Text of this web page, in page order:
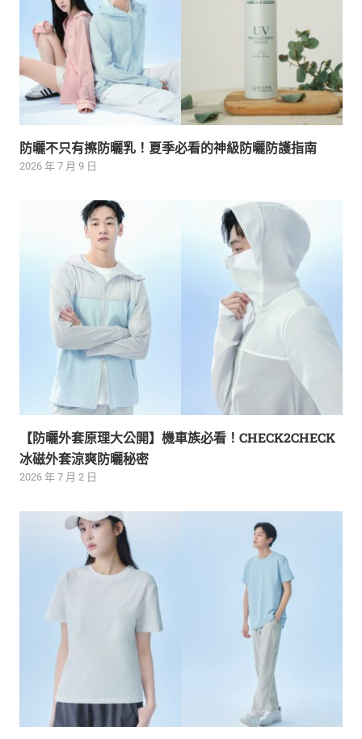
防曬不只有擦防曬乳！夏季必看的神級防曬防護指南
2026 年 7 月 9 日
【防曬外套原理大公開】機車族必看！CHECK2CHECK
冰磁外套涼爽防曬秘密
2026 年 7 月 2 日